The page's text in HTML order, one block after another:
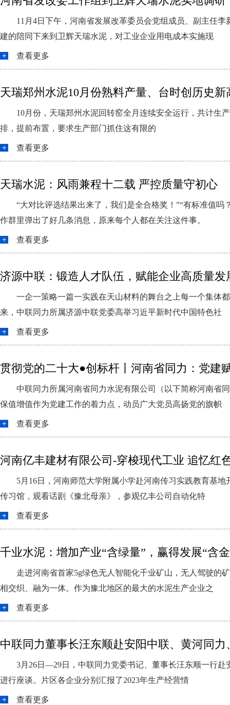
11月4日下午，河南省发展改革委员会党组成员、副主任
建的陪同下来到卫辉天瑞水泥，对工业企业用电成本实施现
查看更多
天瑞郑州水泥10月份熟料产量、台时创历史新
10月份，天瑞郑州水泥回转窑全月连续安全运行，共计生
排，提前布置，要求生产部门抓住这有限的
查看更多
天瑞水泥：风雨兼程十二载 严控质量守初心
“大对比评选结果出来了，我们是全合格奖！”“有标准值
作群里弹出了好几条消息，原来每个人都在关注这件事。
查看更多
济源中联：锻造人才队伍，赋能企业高质量发
一企一策略一篇一实践在天山材料的舞台之上每一个集体
来，中联同力所属济源中联党委高举习近平新时代中国特色社
查看更多
贯彻党的二十大●创标杆丨河南省同力：党建
中联同力所属河南省同力水泥有限公司（以下简称河南省
保值增值作为党建工作的着力点，动员广大党员高扬党的旗帜
查看更多
河南亿丰建材有限公司-穿梭现代工业 追忆红
5月16日，河南师范大学附属小学赴河南传习实践教育基
传习馆，观看话剧《豫北母亲》，参观亿丰公司自动化特
查看更多
千业水泥：增加产业“含绿量”，赢得发展“含
走进河南省首家5g绿色无人智能化千业矿山，无人驾驶的
相交织、融为一体。作为豫北地区的最大的水泥生产企业之
查看更多
中联同力董事长汪东顺赴安阳中联、黄河同
3月26日—29日，中联同力党委书记、董事长汪东顺一行
进行座谈。片区各企业分别汇报了2023年生产经营情
查看更多